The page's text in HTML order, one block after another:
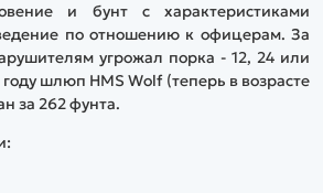
и бунт с характеристиками
по отношению к офицерам. За
угрожал порка - 12, 24 или
шлюп HMS Wolf (теперь в возрасте
за 262 фунта.